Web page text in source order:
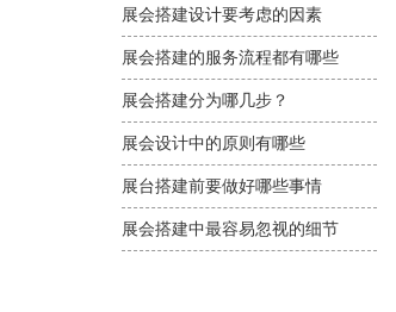
展会搭建设计要考虑的因素
展会搭建的服务流程都有哪些
展会搭建分为哪几步？
展会设计中的原则有哪些
展台搭建前要做好哪些事情
展会搭建中最容易忽视的细节